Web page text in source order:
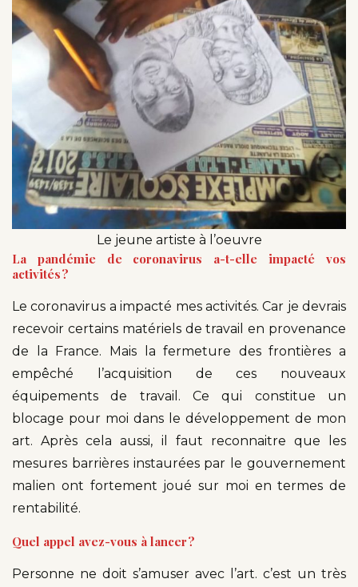
Le jeune artiste à l’oeuvre
La pandémie de coronavirus a-t-elle impacté vos
activités ?
Le coronavirus a impacté mes activités. Car je devrais
recevoir certains matériels de travail en provenance
de la France. Mais la fermeture des frontières a
empêché l’acquisition de ces nouveaux
équipements de travail. Ce qui constitue un
blocage pour moi dans le développement de mon
art. Après cela aussi, il faut reconnaitre que les
mesures barrières instaurées par le gouvernement
malien ont fortement joué sur moi en termes de
rentabilité.
Quel appel avez-vous à lancer ?
Personne ne doit s’amuser avec l’art. c’est un très